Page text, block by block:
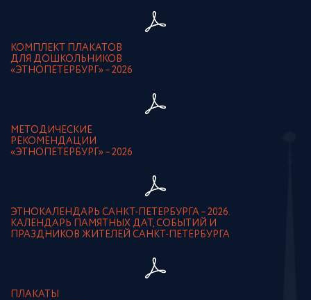
КОМПЛЕКТ ПЛАКАТОВ
ДЛЯ ДОШКОЛЬНИКОВ
«ЭТНОПЕТЕРБУРГ» – 2026
МЕТОДИЧЕСКИЕ
РЕКОМЕНДАЦИИ
«ЭТНОПЕТЕРБУРГ» – 2026
ЭТНОКАЛЕНДАРЬ САНКТ-ПЕТЕРБУРГА – 2026.
КАЛЕНДАРЬ ПАМЯТНЫХ ДАТ, СОБЫТИЙ И
ПРАЗДНИКОВ ЖИТЕЛЕЙ САНКТ-ПЕТЕРБУРГА
ПЛАКАТЫ